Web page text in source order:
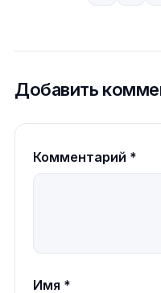
Добавить
Комментарий *
Имя *